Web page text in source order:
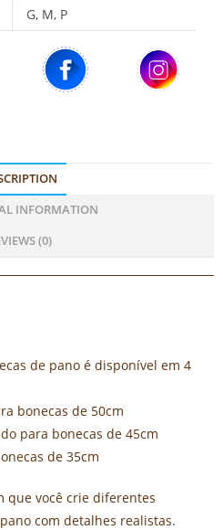
G, M, P
INFORMATION
(0)
de pano é disponível em 4
bonecas de 50cm
para bonecas de 45cm
de 35cm
que você crie diferentes
com detalhes realistas.